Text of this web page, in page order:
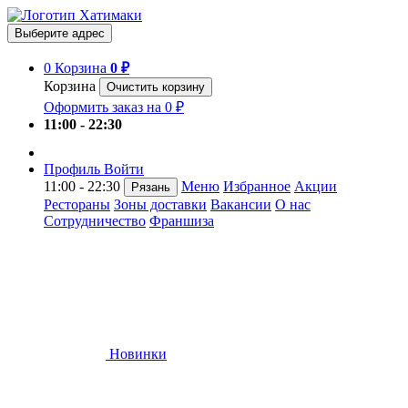
Выберите адрес
0 Корзина 0 ₽
Корзина
Очистить корзину
Оформить заказ на 0 ₽
11:00 - 22:30
Профиль Войти
11:00 - 22:30
Рязань Меню Избранное Акции
Рестораны Зоны доставки Вакансии О нас
Сотрудничество Франшиза
Новинки